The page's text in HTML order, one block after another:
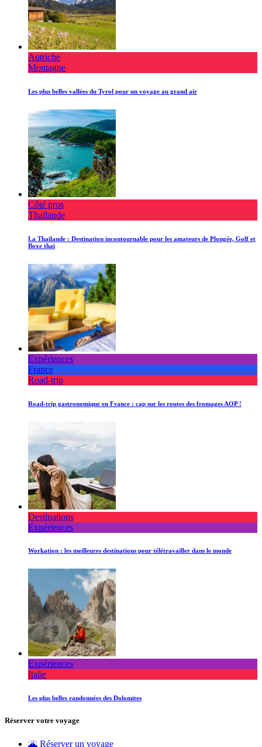
Autriche
Montagne
Les plus belles vallées du Tyrol pour un voyage au grand air
Côté pros
Thaïlande
La Thaïlande : Destination incontournable pour les amateurs de Plongée, Golf et
Boxe thaï
Expériences
France
Road-trip
Road-trip gastronomique en France : cap sur les routes des fromages AOP !
Destinations
Expériences
Workation : les meilleures destinations pour télétravailler dans le monde
Expériences
Italie
Les plus belles randonnées des Dolomites
Réserver votre voyage
🌋 Réserver un voyage